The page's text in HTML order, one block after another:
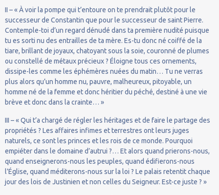
II – « À voir la pompe qui t’entoure on te prendrait plutôt pour le
successeur de Constantin que pour le successeur de saint Pierre.
Contemple-toi d’un regard dénudé dans ta première nudité puisque
tu es sorti nu des entrailles de ta mère. Es-tu donc né coiffé de la
tiare, brillant de joyaux, chatoyant sous la soie, couronné de plumes
ou constellé de métaux précieux ? Éloigne tous ces ornements,
dissipe-les comme les éphémères nuées du matin… Tu ne verras
plus alors qu’un homme nu, pauvre, malheureux, pitoyable, un
homme né de la femme et donc héritier du péché, destiné à une vie
brève et donc dans la crainte… »
III – « Qui t’a chargé de régler les héritages et de faire le partage des
propriétés ? Les affaires infimes et terrestres ont leurs juges
naturels, ce sont les princes et les rois de ce monde. Pourquoi
empiéter dans le domaine d’autrui ?… Et alors quand prierons-nous,
quand enseignerons-nous les peuples, quand édifierons-nous
l’Église, quand méditerons-nous sur la loi ? Le palais retentit chaque
jour des lois de Justinien et non celles du Seigneur. Est-ce juste ? »